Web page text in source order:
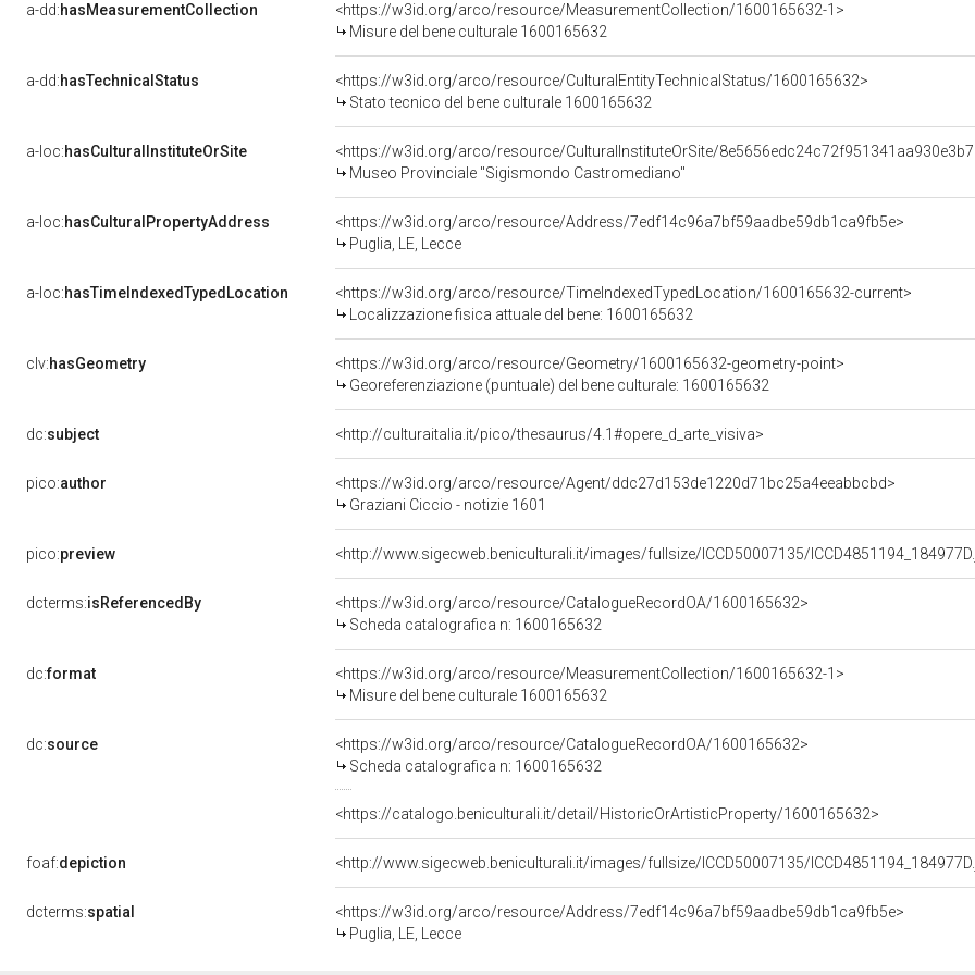
a-dd:hasMeasurementCollection
<https://w3id.org/arco/resource/MeasurementCollection/1600165632-1>
Misure del bene culturale 1600165632
a-dd:hasTechnicalStatus
<https://w3id.org/arco/resource/CulturalEntityTechnicalStatus/1600165632>
Stato tecnico del bene culturale 1600165632
a-loc:hasCulturalInstituteOrSite
<https://w3id.org/arco/resource/CulturalInstituteOrSite/
Museo Provinciale "Sigismondo Castromediano"
a-loc:hasCulturalPropertyAddress
<https://w3id.org/arco/resource/Address/7edf14c96a7bf59aadbe59db1ca9fb5e>
Puglia, LE, Lecce
a-loc:hasTimeIndexedTypedLocation
<https://w3id.org/arco/resource/TimeIndexedTypedLocation/1600165632-current>
Localizzazione fisica attuale del bene: 1600165632
clv:hasGeometry
<https://w3id.org/arco/resource/Geometry/1600165632-geometry-point>
Georeferenziazione (puntuale) del bene culturale: 1600165632
dc:subject <http://culturaitalia.it/pico/thesaurus/4.1#opere_d_arte_visiva>
pico:author
<https://w3id.org/arco/resource/Agent/ddc27d153de1220d71bc25a4eeabbcbd>
Graziani Ciccio - notizie 1601
pico:preview <http://www.sigecweb.beniculturali.it/images/fullsize/ICCD50007135/
dcterms:isReferencedBy
<https://w3id.org/arco/resource/CatalogueRecordOA/1600165632>
Scheda catalografica n: 1600165632
dc:format
<https://w3id.org/arco/resource/MeasurementCollection/1600165632-1>
Misure del bene culturale 1600165632
dc:source
<https://w3id.org/arco/resource/CatalogueRecordOA/1600165632>
Scheda catalografica n: 1600165632
<https://catalogo.beniculturali.it/detail/HistoricOrArtisticProperty/1600165632>
foaf:depiction <http://www.sigecweb.beniculturali.it/images/fullsize/ICCD50007135/
dcterms:spatial
<https://w3id.org/arco/resource/Address/7edf14c96a7bf59aadbe59db1ca9fb5e>
Puglia, LE, Lecce